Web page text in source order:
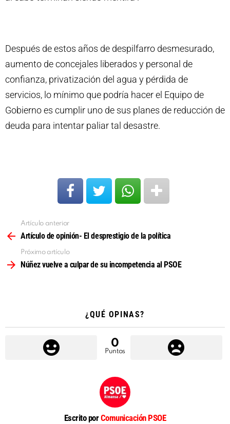
Después de estos años de despilfarro desmesurado,
aumento de concejales liberados y personal de
confianza, privatización del agua y pérdida de
servicios, lo mínimo que podría hacer el Equipo de
Gobierno es cumplir uno de sus planes de reducción de
deuda para intentar paliar tal desastre.
más
Artículo anterior
Artículo de opinión- El desprestigio de la política
Próximo artículo
Núñez vuelve a culpar de su incompetencia al PSOE
¿QUÉ OPINAS?
0
Puntos
Escrito porComunicación PSOE